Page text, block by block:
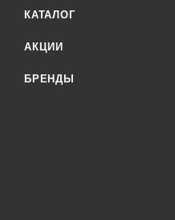
КАТАЛОГ
АКЦИИ
БРЕНДЫ